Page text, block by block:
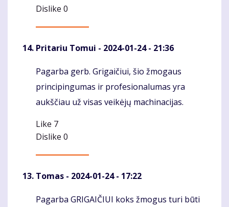
Dislike 0
Pritariu Tomui - 2024-01-24 - 21:36
Komentaras
Pagarba gerb. Grigaičiui, šio žmogaus
principingumas ir profesionalumas yra
aukščiau už visas veikėjų machinacijas.
Like 7
Dislike 0
Tomas - 2024-01-24 - 17:22
Komentaras
Pagarba GRIGAIČIUI koks žmogus turi būti